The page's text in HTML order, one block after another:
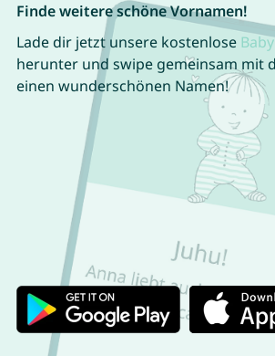
Finde weitere schöne Vornamen!
Lade dir jetzt unsere kostenlose
herunter und swipe gemeinsam mit
einen wunderschönen Namen!